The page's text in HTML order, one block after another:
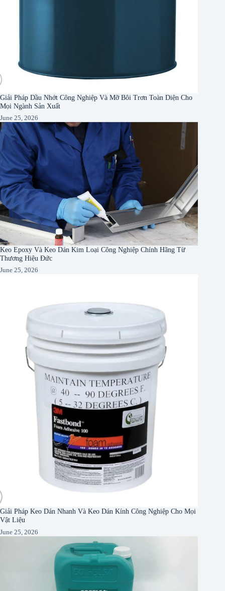
Giải Pháp Dầu Nhớt Công Nghiệp Và Mỡ Bôi Trơn Toàn Diện Cho
Mọi Ngành Sản Xuất
June 25, 2026
Keo Epoxy Và Keo Dán Kim Loại Công Nghiệp Chính Hãng Từ
Thương Hiệu Đức
June 25, 2026
Giải Pháp Keo Dán Nhanh Và Keo Dán Kính Công Nghiệp Cho Mọi
Vật Liệu
June 25, 2026